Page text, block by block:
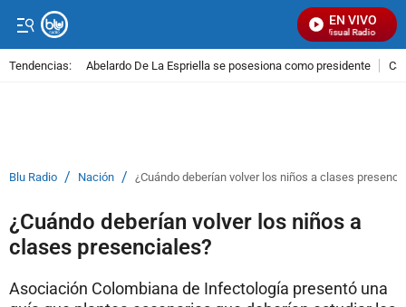
EN VIVO
Señal Visual Radio
Tendencias: Abelardo De La Espriella se posesiona como presidente
Blu Radio / Nación / ¿Cuándo deberían volver los niños a clases
¿Cuándo deberían volver los niños a
clases presenciales?
Asociación Colombiana de Infectología presentó una